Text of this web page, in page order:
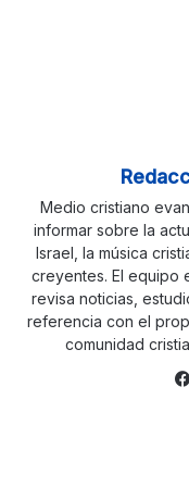
Medio cristiano
informar sobre la
Israel, la música
creyentes. El equipo
revisa noticias,
referencia con el
comunidad